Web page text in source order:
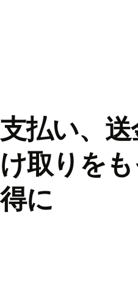
支払い、
け取りを
得に